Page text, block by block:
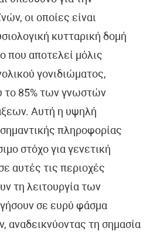
οι οποίες είναι
κυτταρική δομή
που αποτελεί μόλις
γονιδιώματος,
το 85% των γνωστών
Αυτή η υψηλή
πληροφορίας
στόχο για γενετική
αυτές τις περιοχές
τη λειτουργία των
σε ευρύ φάσμα
αναδεικνύοντας τη σημασία